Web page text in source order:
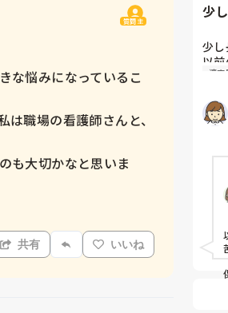
質問主
な悩みになっているこ
職場の看護師さんと、
も大切かなと思いま
共有 いいね
あ
当に
も
少
少し
以
(･･;)
冷
る
今
て
の
た。
人
わ
た。
分
相
が
適応